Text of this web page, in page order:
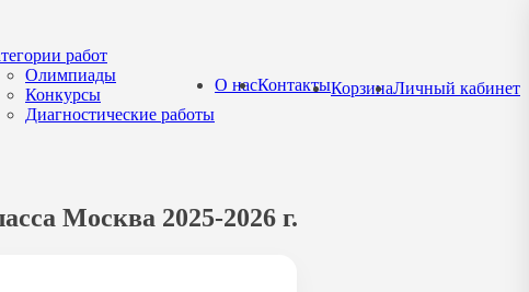
работ
Олимпиады
Конкурсы
Диагностические работы
О насКонтактыКорзинаЛичный кабинет
Москва 2025-2026 г.